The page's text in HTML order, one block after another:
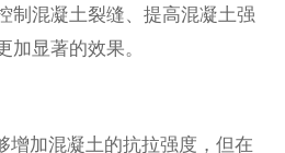
制混凝土裂缝、提高混凝土强
加显著的效果。
增加混凝土的抗拉强度，但在